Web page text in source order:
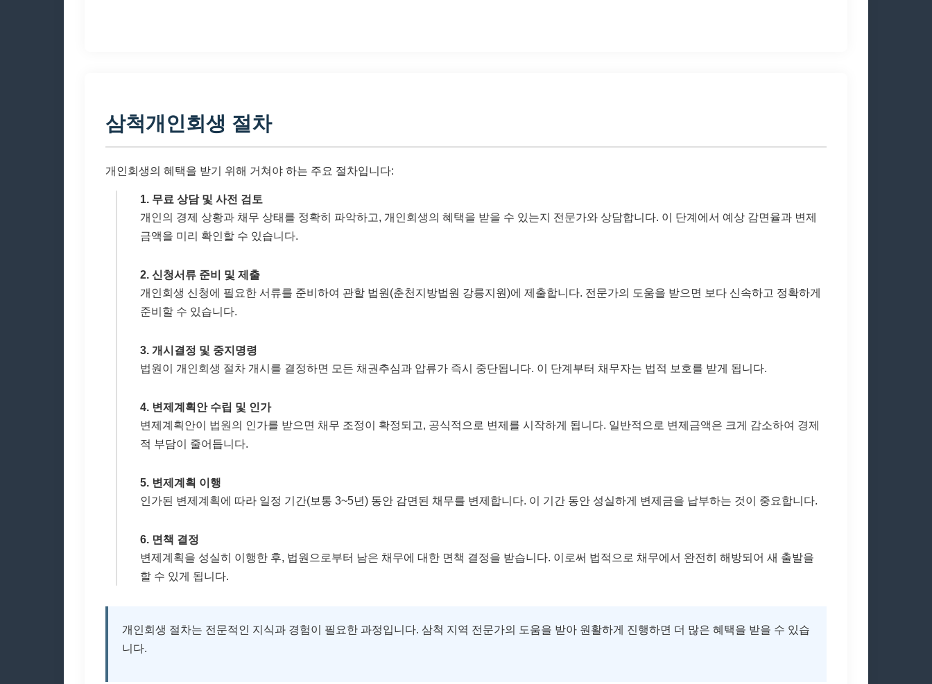
삼척개인회생 절차
개인회생의 혜택을 받기 위해 거쳐야 하는 주요 절차입니다:
1. 무료 상담 및 사전 검토
개인의 경제 상황과 채무 상태를 정확히 파악하고, 개인회생의 혜택을 받을 수 있는지 전문가와 상담합니다. 이 단계에서 예상 감면율과 변제
금액을 미리 확인할 수 있습니다.
2. 신청서류 준비 및 제출
개인회생 신청에 필요한 서류를 준비하여 관할 법원(춘천지방법원 강릉지원)에 제출합니다. 전문가의 도움을 받으면 보다 신속하고 정확하게
준비할 수 있습니다.
3. 개시결정 및 중지명령
법원이 개인회생 절차 개시를 결정하면 모든 채권추심과 압류가 즉시 중단됩니다. 이 단계부터 채무자는 법적 보호를 받게 됩니다.
4. 변제계획안 수립 및 인가
변제계획안이 법원의 인가를 받으면 채무 조정이 확정되고, 공식적으로 변제를 시작하게 됩니다. 일반적으로 변제금액은 크게 감소하여 경제
적 부담이 줄어듭니다.
5. 변제계획 이행
인가된 변제계획에 따라 일정 기간(보통 3~5년) 동안 감면된 채무를 변제합니다. 이 기간 동안 성실하게 변제금을 납부하는 것이 중요합니다.
6. 면책 결정
변제계획을 성실히 이행한 후, 법원으로부터 남은 채무에 대한 면책 결정을 받습니다. 이로써 법적으로 채무에서 완전히 해방되어 새 출발을
할 수 있게 됩니다.
개인회생 절차는 전문적인 지식과 경험이 필요한 과정입니다. 삼척 지역 전문가의 도움을 받아 원활하게 진행하면 더 많은 혜택을 받을 수 있습
니다.